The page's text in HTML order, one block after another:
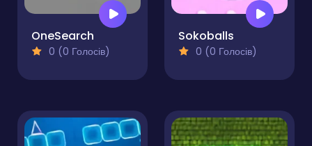
OneSearch
0 (0 Голосів)
Sokoballs
0 (0 Голосів)